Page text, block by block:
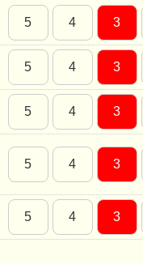
5 4 3
5 4 3
5 4 3
5 4 3
5 4 3